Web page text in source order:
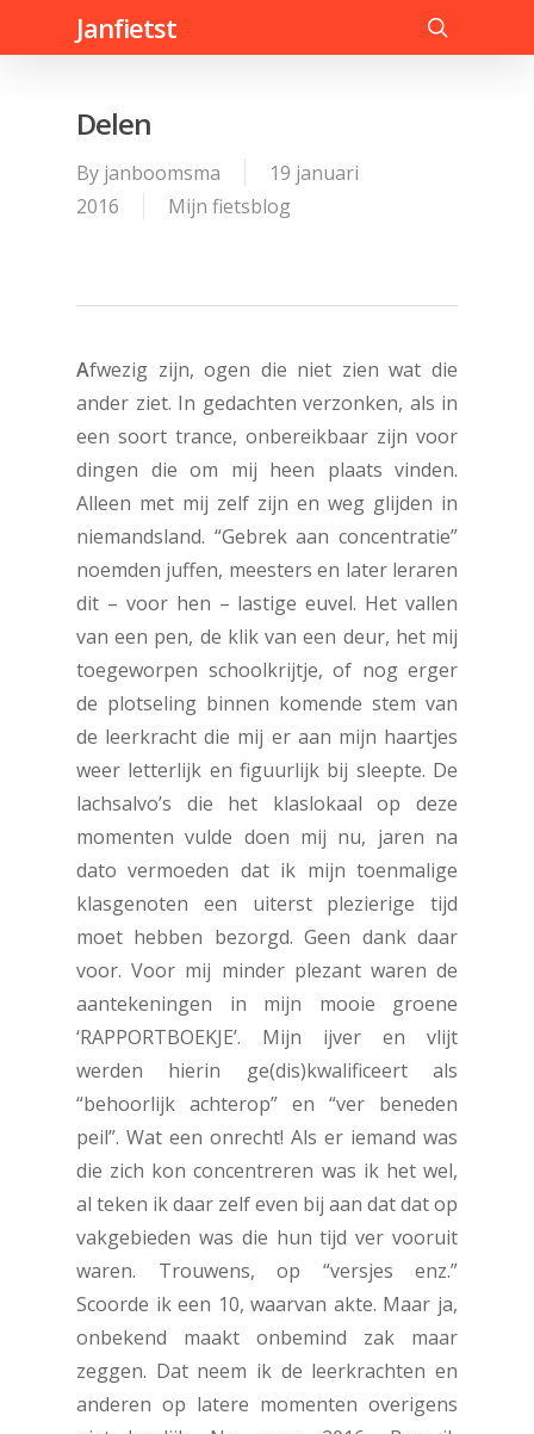
to
Janfietst
search
Delen
By janboomsma
19 januari
2016
Mijn fietsblog
Afwezig zijn, ogen die niet zien wat die
ander ziet. In gedachten verzonken, als in
een soort trance, onbereikbaar zijn voor
dingen die om mij heen plaats vinden.
Alleen met mij zelf zijn en weg glijden in
niemandsland. “Gebrek aan concentratie”
noemden juffen, meesters en later leraren
dit – voor hen – lastige euvel. Het vallen
van een pen, de klik van een deur, het mij
toegeworpen schoolkrijtje, of nog erger
de plotseling binnen komende stem van
de leerkracht die mij er aan mijn haartjes
weer letterlijk en figuurlijk bij sleepte. De
lachsalvo’s die het klaslokaal op deze
momenten vulde doen mij nu, jaren na
dato vermoeden dat ik mijn toenmalige
klasgenoten een uiterst plezierige tijd
moet hebben bezorgd. Geen dank daar
voor. Voor mij minder plezant waren de
aantekeningen in mijn mooie groene
‘RAPPORTBOEKJE’. Mijn ijver en vlijt
werden hierin ge(dis)kwalificeert als
“behoorlijk achterop” en “ver beneden
peil”. Wat een onrecht! Als er iemand was
die zich kon concentreren was ik het wel,
al teken ik daar zelf even bij aan dat dat op
vakgebieden was die hun tijd ver vooruit
waren. Trouwens, op “versjes enz.”
Scoorde ik een 10, waarvan akte. Maar ja,
onbekend maakt onbemind zak maar
zeggen. Dat neem ik de leerkrachten en
anderen op latere momenten overigens